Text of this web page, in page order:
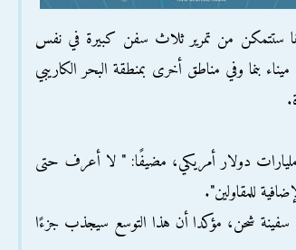
ستتمكن من تمرير ثلاث سفن كبيرة في نفس
بنما وفي مناطق أخرى بمنطقة البحر الكاريبي
وقال كيجانو للصحيفة، إن مشروع قناة بنما تكلف 5.25 مليارات دولار أمريكي، مضيفًا: " لا أعرف حتى
للمقاولين".
وأردفت للصحيفة، أن قناة بنما ستستوعب ما يصل إلى 12 سفينة شحن، مؤكدا أن هذا التوسع سيجذب جزءًا